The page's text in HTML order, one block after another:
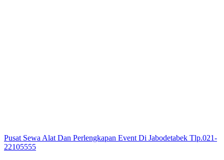
Pusat Sewa Alat Dan Perlengkapan Event Di Jabodetabek Tlp.021-
22105555